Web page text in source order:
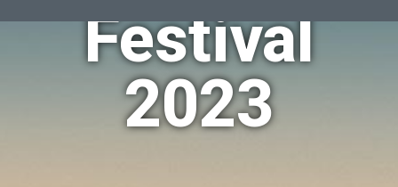
Festival
2023